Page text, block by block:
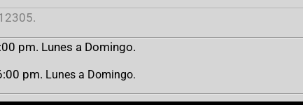
pm. Lunes a Domingo.
pm. Lunes a Domingo.